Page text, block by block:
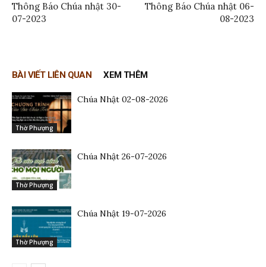
Thông Báo Chúa nhật 30-
07-2023
Thông Báo Chúa nhật 06-
08-2023
BÀI VIẾT LIÊN QUAN XEM THÊM
Thờ Phượng
Chúa Nhật 02-08-2026
Thờ Phượng
Chúa Nhật 26-07-2026
Thờ Phượng
Chúa Nhật 19-07-2026